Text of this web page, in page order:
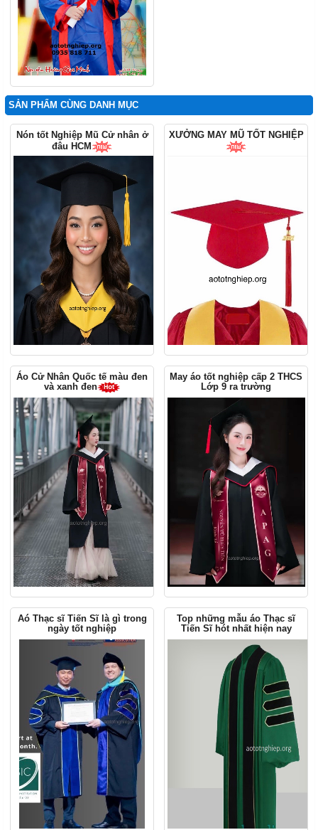
SẢN PHẨM CÙNG DANH MỤC
Nón tốt Nghiệp Mũ Cử nhân ở
đâu HCM
XƯỞNG MAY MŨ TỐT NGHIỆP
Áo Cử Nhân Quốc tế màu đen
và xanh đen
May áo tốt nghiệp cấp 2 THCS
Lớp 9 ra trường
Aó Thạc sĩ Tiến Sĩ là gì trong
ngày tốt nghiệp
Top những mẫu áo Thạc sĩ
Tiến Sĩ hót nhất hiện nay